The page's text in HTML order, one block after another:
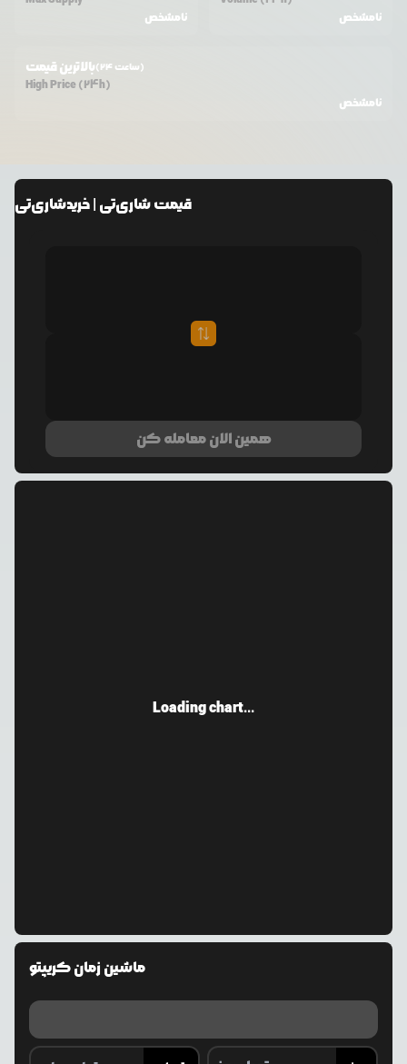
نامشخص
نامشخص
بالاترین قیمت (24 ساعت)
High Price (24h)
نامشخص
قیمتشاری‌تی | خریدشاری‌تی
همین الان معامله کن
Loading chart...
ماشین زمان کریپتو